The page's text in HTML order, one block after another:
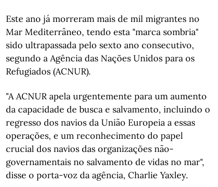
Este ano já morreram mais de mil migrantes no
Mar Mediterrâneo, tendo esta "marca sombria"
sido ultrapassada pelo sexto ano consecutivo,
segundo a Agência das Nações Unidos para os
Refugiados (ACNUR).
"A ACNUR apela urgentemente para um aumento
da capacidade de busca e salvamento, incluindo o
regresso dos navios da União Europeia a essas
operações, e um reconhecimento do papel
crucial dos navios das organizações não-
governamentais no salvamento de vidas no mar",
disse o porta-voz da agência, Charlie Yaxley.